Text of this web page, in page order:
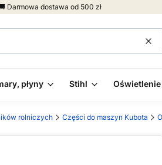
Darmowa dostawa od 500 zł
płyny Stihl Oświetlenie
rolniczych Części do maszyn Kubota